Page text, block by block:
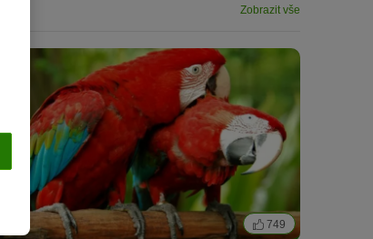
Zobrazit vše
749